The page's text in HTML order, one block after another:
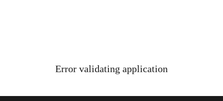
Error validating application